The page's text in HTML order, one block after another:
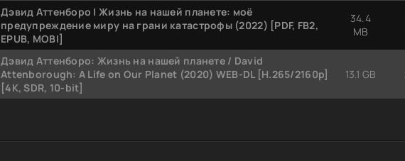
Дэвид Аттенборо | Жизнь на нашей планете: моё
предупреждение миру на грани катастрофы (2022) [PDF, FB2,
EPUB, MOBI]
34.4
MB
Дэвид Аттенборо: Жизнь на нашей планете / David
Attenborough: A Life on Our Planet (2020) WEB-DL [H.265/2160p]
[4K, SDR, 10-bit]
13.1 GB